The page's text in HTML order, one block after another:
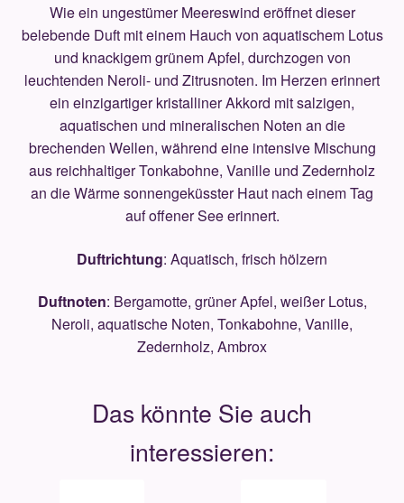
Wie ein ungestümer Meereswind eröffnet dieser
belebende Duft mit einem Hauch von aquatischem Lotus
und knackigem grünem Apfel, durchzogen von
leuchtenden Neroli- und Zitrusnoten. Im Herzen erinnert
ein einzigartiger kristalliner Akkord mit salzigen,
aquatischen und mineralischen Noten an die
brechenden Wellen, während eine intensive Mischung
aus reichhaltiger Tonkabohne, Vanille und Zedernholz
an die Wärme sonnengeküsster Haut nach einem Tag
auf offener See erinnert.
Duftrichtung: Aquatisch, frisch hölzern
Duftnoten: Bergamotte, grüner Apfel, weißer Lotus,
Neroli, aquatische Noten, Tonkabohne, Vanille,
Zedernholz, Ambrox